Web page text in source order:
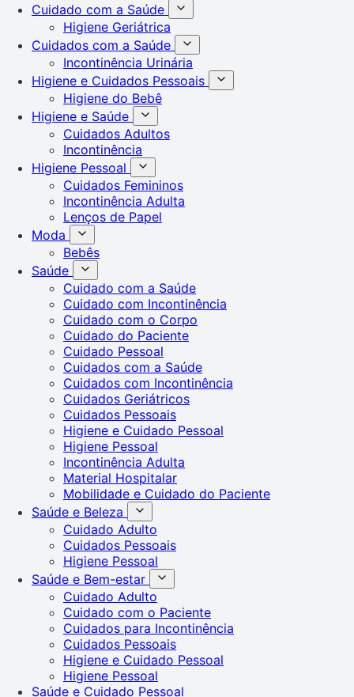
Cuidado com a Saúde
Higiene Geriátrica
Cuidados com a Saúde
Incontinência Urinária
Higiene e Cuidados Pessoais
Higiene do Bebê
Higiene e Saúde
Cuidados Adultos
Incontinência
Higiene Pessoal
Cuidados Femininos
Incontinência Adulta
Lenços de Papel
Moda
Bebês
Saúde
Cuidado com a Saúde
Cuidado com Incontinência
Cuidado com o Corpo
Cuidado do Paciente
Cuidado Pessoal
Cuidados com a Saúde
Cuidados com Incontinência
Cuidados Geriátricos
Cuidados Pessoais
Higiene e Cuidado Pessoal
Higiene Pessoal
Incontinência Adulta
Material Hospitalar
Mobilidade e Cuidado do Paciente
Saúde e Beleza
Cuidado Adulto
Cuidados Pessoais
Higiene Pessoal
Saúde e Bem-estar
Cuidado Adulto
Cuidado com o Paciente
Cuidados para Incontinência
Cuidados Pessoais
Higiene e Cuidado Pessoal
Higiene Pessoal
Saúde e Cuidado Pessoal